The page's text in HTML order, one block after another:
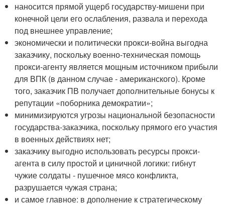
наносится прямой ущерб государству-мишени при
конечной цели его ослабления, развала и перехода
под внешнее управление;
экономически и политически прокси-война выгодна
заказчику, поскольку военно-техническая помощь
прокси-агенту является мощным источником прибыли
для ВПК (в данном случае - американского). Кроме
того, заказчик ПВ получает дополнительные бонусы к
репутации «поборника демократии»;
минимизируются угрозы национальной безопасности
государства-заказчика, поскольку прямого его участия
в военных действиях нет;
заказчику выгодно использовать ресурсы прокси-
агента в силу простой и циничной логики: гибнут
чужие солдаты - пушечное мясо конфликта,
разрушается чужая страна;
и самое главное: в дополнение к стратегическому